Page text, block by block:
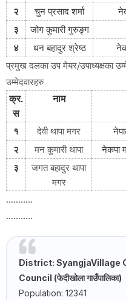
२
चुन प्रसाद शर्मा
३
जोग कुमारी गुरुङ्ग
४
धन बहादुर श्रेष्ठ
प्रमुख दलका उप मेयर/उपाध्यक्षका
उम्मेदवारहरु
क्र.
स
नाम
१ देवी थापा मगर
२
मन कुमारी थापा नेकपा
३
जगत बहादुर थापा
मगर
...........
...........
District: SyangjaVillage
Council (फेदीखोला गाउँपालिका)
Population: 12341